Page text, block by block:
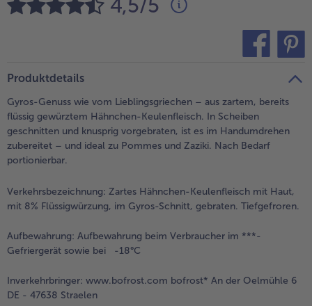
alle Brot & Brötchen
Obst
alle Obst
Wein & Spirituosen
Küchenutensilien
alle Für die Heißluftfritteuse
bofrost*plus.
alle bofrost*plus.
4,5/5
Produktdetails
Gyros-Genuss wie vom Lieblingsgriechen – aus zartem, bereits
flüssig gewürztem Hähnchen-Keulenfleisch. In Scheiben
geschnitten und knusprig vorgebraten, ist es im Handumdrehen
zubereitet – und ideal zu Pommes und Zaziki. Nach Bedarf
portionierbar.
Verkehrsbezeichnung: Zartes Hähnchen-Keulenfleisch mit Haut,
mit 8% Flüssigwürzung, im Gyros-Schnitt, gebraten. Tiefgefroren.
Aufbewahrung: Aufbewahrung beim Verbraucher im ***-
Gefriergerät sowie bei -18°C
Inverkehrbringer: www.bofrost.com bofrost* An der Oelmühle 6
DE - 47638 Straelen